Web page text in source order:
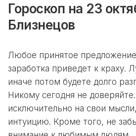
Гороскоп на 23
Близнецов
Любое принятое предложение
заработка приведет к краху.
иначе потом будете долго
Никому сегодня не
исключительно на свои
интуицию. Кроме того, не